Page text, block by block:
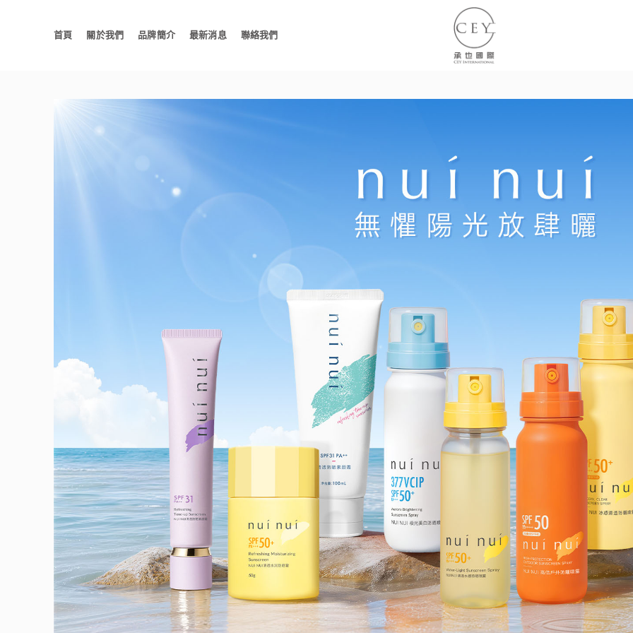
首頁 關於我們 品牌簡介 最新消息 聯絡我們